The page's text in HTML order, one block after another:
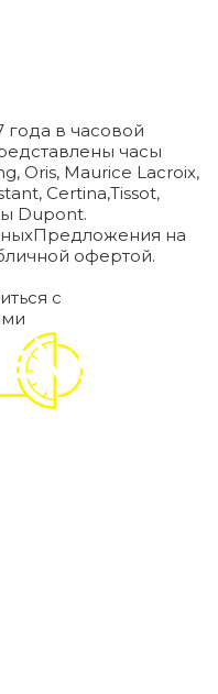
года в часовой
часы
Oris, Maurice Lacroix,
Certina,Tissot,
Dupont.
Предложения на
офертой.
с